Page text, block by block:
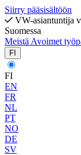
Siirry pääsisältöön
VW-asiantuntija
Suomessa
Meistä Avoimet
FI
FI
EN
FR
NL
PT
NO
DE
SV